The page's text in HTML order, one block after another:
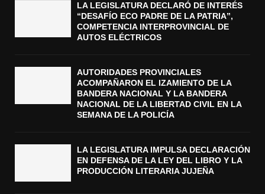
LA LEGISLATURA DECLARÓ DE INTERÉS
“DESAFÍO ECO PADRE DE LA PATRIA”,
COMPETENCIA INTERPROVINCIAL DE
AUTOS ELÉCTRICOS
AUTORIDADES PROVINCIALES
ACOMPAÑARON EL IZAMIENTO DE LA
BANDERA NACIONAL Y LA BANDERA
NACIONAL DE LA LIBERTAD CIVIL EN LA
SEMANA DE LA POLICÍA
LA LEGISLATURA IMPULSA DECLARACIÓN
EN DEFENSA DE LA LEY DEL LIBRO Y LA
PRODUCCIÓN LITERARIA JUJEÑA